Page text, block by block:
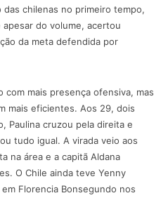
das chilenas no primeiro tempo,
do volume, acertou
da meta defendida por
com mais presença ofensiva, mas
mais eficientes. Aos 29, dois
Paulina cruzou pela direita e
tudo igual. A virada veio aos
na área e a capitã Aldana
O Chile ainda teve Yenny
Florencia Bonsegundo nos